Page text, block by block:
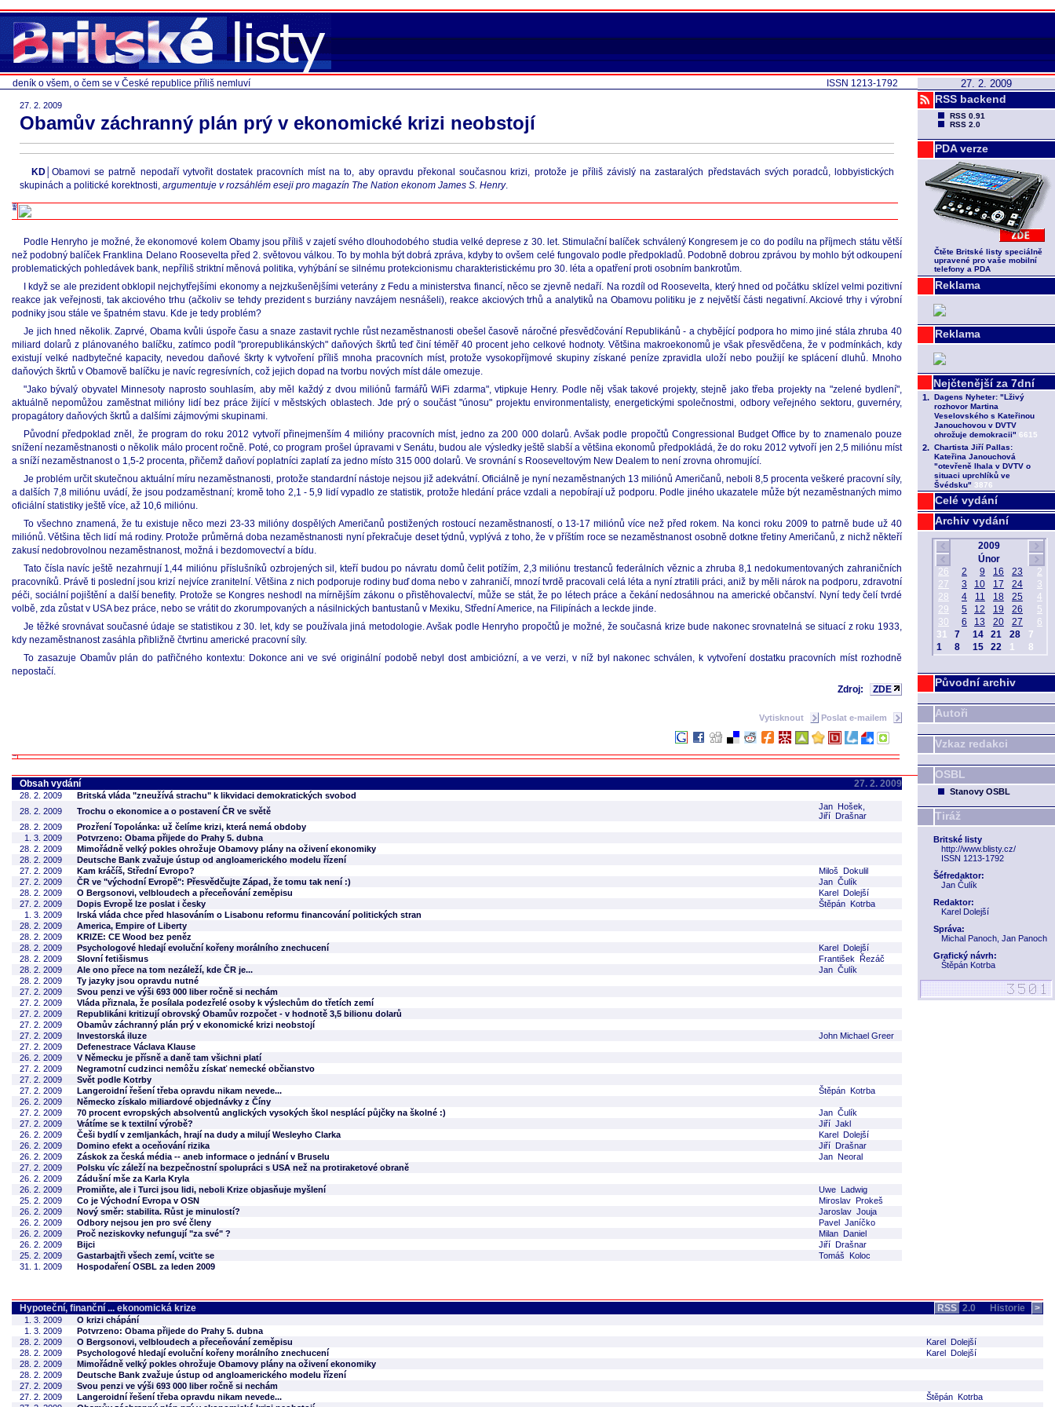
27. 2. 2009
RSS backend
RSS 0.91
RSS 2.0
PDA verze
Čtěte Britské listy speciálně
upravené pro vaše mobilní
telefony a PDA
Reklama
Reklama
Celé vydání
Archiv vydání
Původní archiv
Autoři
Vzkaz redakci
OSBL
Stanovy OSBL
Tiráž
Britské listy
http://www.blisty.cz/
ISSN 1213-1792
Šéfredaktor:
Jan Čulík
Redaktor:
Karel Dolejší
Správa:
Michal Panoch, Jan Panoch
Grafický návrh:
Štěpán Kotrba
ISSN 1213-1792
deník o všem, o čem se v České republice příliš nemluví
27. 2. 2009
Obamův záchranný plán prý v ekonomické krizi neobstojí
KD│ Obamovi se patrně nepodaří vytvořit dostatek pracovních míst na to, aby opravdu překonal současnou krizi, protože je příliš závislý na zastaralých představách svých poradců, lobbyistických
skupinách a politické korektnosti, argumentuje v rozsáhlém eseji pro magazín The Nation ekonom James S. Henry.
Podle Henryho je možné, že ekonomové kolem Obamy jsou příliš v zajetí svého dlouhodobého studia velké deprese z 30. let. Stimulační balíček schválený Kongresem je co do podílu na příjmech státu větší
než podobný balíček Franklina Delano Roosevelta před 2. světovou válkou. To by mohla být dobrá zpráva, kdyby to ovšem celé fungovalo podle předpokladů. Podobně dobrou zprávou by mohlo být odkoupení
problematických pohledávek bank, nepříliš striktní měnová politika, vyhýbání se silnému protekcionismu charakteristickému pro 30. léta a opatření proti osobním bankrotům.
I když se ale prezident obklopil nejchytřejšími ekonomy a nejzkušenějšími veterány z Fedu a ministerstva financí, něco se zjevně nedaří. Na rozdíl od Roosevelta, který hned od počátku sklízel velmi pozitivní
reakce jak veřejnosti, tak akciového trhu (ačkoliv se tehdy prezident s burziány navzájem nesnášeli), reakce akciových trhů a analytiků na Obamovu politiku je z největší části negativní. Akciové trhy i výrobní
podniky jsou stále ve špatném stavu. Kde je tedy problém?
Je jich hned několik. Zaprvé, Obama kvůli úspoře času a snaze zastavit rychle růst nezaměstnanosti obešel časově náročné přesvědčování Republikánů - a chybějící podpora ho mimo jiné stála zhruba 40
miliard dolarů z plánovaného balíčku, zatímco podíl "prorepublikánských" daňových škrtů teď činí téměř 40 procent jeho celkové hodnoty. Většina makroekonomů je však přesvědčena, že v podmínkách, kdy
existují velké nadbytečné kapacity, nevedou daňové škrty k vytvoření příliš mnoha pracovních míst, protože vysokopříjmové skupiny získané peníze zpravidla uloží nebo použijí ke splácení dluhů. Mnoho
daňových škrtů v Obamově balíčku je navíc regresívních, což jejich dopad na tvorbu nových míst dále omezuje.
"Jako bývalý obyvatel Minnesoty naprosto souhlasím, aby měl každý z dvou miliónů farmářů WiFi zdarma", vtipkuje Henry. Podle něj však takové projekty, stejně jako třeba projekty na "zelené bydlení",
aktuálně nepomůžou zaměstnat milióny lidí bez práce žijící v městských oblastech. Jde prý o součást "únosu" projektu environmentalisty, energetickými společnostmi, odbory veřejného sektoru, guvernéry,
propagátory daňových škrtů a dalšími zájmovými skupinami.
Původní předpoklad zněl, že program do roku 2012 vytvoří přinejmenším 4 milióny pracovních míst, jedno za 200 000 dolarů. Avšak podle propočtů Congressional Budget Office by to znamenalo pouze
snížení nezaměstnanosti o několik málo procent ročně. Poté, co program prošel úpravami v Senátu, budou ale výsledky ještě slabší a většina ekonomů předpokládá, že do roku 2012 vytvoří jen 2,5 miliónu míst
a sníží nezaměstnanost o 1,5-2 procenta, přičemž daňoví poplatníci zaplatí za jedno místo 315 000 dolarů. Ve srovnání s Rooseveltovým New Dealem to není zrovna ohromující.
Je problém určit skutečnou aktuální míru nezaměstnanosti, protože standardní nástoje nejsou již adekvátní. Oficiálně je nyní nezaměstnaných 13 miliónů Američanů, neboli 8,5 procenta veškeré pracovní síly,
a dalších 7,8 miliónu uvádí, že jsou podzaměstnaní; kromě toho 2,1 - 5,9 lidí vypadlo ze statistik, protože hledání práce vzdali a nepobírají už podporu. Podle jiného ukazatele může být nezaměstnaných mimo
oficiální statistiky ještě více, až 10,6 miliónu.
To všechno znamená, že tu existuje něco mezi 23-33 milióny dospělých Američanů postižených rostoucí nezaměstnaností, o 13-17 miliónů více než před rokem. Na konci roku 2009 to patrně bude už 40
miliónů. Většina těch lidí má rodiny. Protože průměrná doba nezaměstnanosti nyní překračuje deset týdnů, vyplývá z toho, že v příštím roce se nezaměstnanost osobně dotkne třetiny Američanů, z nichž někteří
zakusí nedobrovolnou nezaměstnanost, možná i bezdomovectví a bídu.
Tato čísla navíc ještě nezahrnují 1,44 miliónu příslušníků ozbrojených sil, kteří budou po návratu domů čelit potížím, 2,3 miliónu trestanců federálních věznic a zhruba 8,1 nedokumentovaných zahraničních
pracovníků. Právě ti poslední jsou krizí nejvíce zranitelní. Většina z nich podporuje rodiny buď doma nebo v zahraničí, mnozí tvrdě pracovali celá léta a nyní ztratili práci, aniž by měli nárok na podporu, zdravotní
péči, sociální pojištění a další benefity. Protože se Kongres neshodl na mírnějším zákonu o přistěhovalectví, může se stát, že po létech práce a čekání nedosáhnou na americké občanství. Nyní tedy čelí tvrdé
volbě, zda zůstat v USA bez práce, nebo se vrátit do zkorumpovaných a násilnických bantustanů v Mexiku, Střední Americe, na Filipínách a leckde jinde.
Je těžké srovnávat současné údaje se statistikou z 30. let, kdy se používala jiná metodologie. Avšak podle Henryho propočtů je možné, že současná krize bude nakonec srovnatelná se situací z roku 1933,
kdy nezaměstnanost zasáhla přibližně čtvrtinu americké pracovní síly.
To zasazuje Obamův plán do patřičného kontextu: Dokonce ani ve své originální podobě nebyl dost ambiciózní, a ve verzi, v níž byl nakonec schválen, k vytvoření dostatku pracovních míst rozhodně
nepostačí.
Zdroj:
ZDE
Vytisknout Poslat e-mailem
Obsah vydání 27. 2. 2009
28. 2. 2009
Britská vláda "zneužívá strachu" k likvidaci demokratických svobod
28. 2. 2009
Trochu o ekonomice a o postavení ČR ve světě
Jan Hošek,
Jiří Drašnar
28. 2. 2009
Prozření Topolánka: už čelíme krizi, která nemá obdoby
1. 3. 2009
Potvrzeno: Obama přijede do Prahy 5. dubna
28. 2. 2009
Mimořádně velký pokles ohrožuje Obamovy plány na oživení ekonomiky
28. 2. 2009
Deutsche Bank zvažuje ústup od angloamerického modelu řízení
27. 2. 2009
Kam kráčíš, Střední Evropo?
Miloš Dokulil
27. 2. 2009
ČR ve "východní Evropě": Přesvědčujte Západ, že tomu tak není :)
Jan Čulík
28. 2. 2009
O Bergsonovi, velbloudech a přeceňování zeměpisu
Karel Dolejší
27. 2. 2009
Dopis Evropě lze poslat i česky
Štěpán Kotrba
1. 3. 2009
Irská vláda chce před hlasováním o Lisabonu reformu financování politických stran
28. 2. 2009
America, Empire of Liberty
28. 2. 2009
KRIZE: CE Wood bez peněz
28. 2. 2009
Psychologové hledají evoluční kořeny morálního znechucení
Karel Dolejší
28. 2. 2009
Slovní fetišismus
František Řezáč
28. 2. 2009
Ale ono přece na tom nezáleží, kde ČR je...
Jan Čulík
28. 2. 2009
Ty jazyky jsou opravdu nutné
27. 2. 2009
Svou penzi ve výši 693 000 liber ročně si nechám
27. 2. 2009
Vláda přiznala, že posílala podezřelé osoby k výslechům do třetích zemí
27. 2. 2009
Republikáni kritizují obrovský Obamův rozpočet - v hodnotě 3,5 bilionu dolarů
27. 2. 2009
Obamův záchranný plán prý v ekonomické krizi neobstojí
27. 2. 2009
Investorská iluze
John Michael Greer
27. 2. 2009
Defenestrace Václava Klause
26. 2. 2009
V Německu je přísně a daně tam všichni platí
27. 2. 2009
Negramotní cudzinci nemôžu získať nemecké občianstvo
27. 2. 2009
Svět podle Kotrby
27. 2. 2009
Langeroidní řešení třeba opravdu nikam nevede...
Štěpán Kotrba
26. 2. 2009
Německo získalo miliardové objednávky z Číny
27. 2. 2009
70 procent evropských absolventů anglických vysokých škol nesplácí půjčky na školné :)
Jan Čulík
27. 2. 2009
Vrátíme se k textilní výrobě?
Jiří Jakl
26. 2. 2009
Češi bydlí v zemljankách, hrají na dudy a milují Wesleyho Clarka
Karel Dolejší
26. 2. 2009
Domino efekt a oceňování rizika
Jiří Drašnar
26. 2. 2009
Záskok za česká média -- aneb informace o jednání v Bruselu
Jan Neoral
27. 2. 2009
Polsku víc záleží na bezpečnostní spolupráci s USA než na protiraketové obraně
26. 2. 2009
Zádušní mše za Karla Kryla
26. 2. 2009
Promiňte, ale i Turci jsou lidi, neboli Krize objasňuje myšlení
Uwe Ladwig
25. 2. 2009
Co je Východní Evropa v OSN
Miroslav Prokeš
26. 2. 2009
Nový směr: stabilita. Růst je minulostí?
Jaroslav Jouja
26. 2. 2009
Odbory nejsou jen pro své členy
Pavel Janíčko
26. 2. 2009
Proč neziskovky nefungují "za své" ?
Milan Daniel
26. 2. 2009
Bijci
Jiří Drašnar
25. 2. 2009
Gastarbajtři všech zemí, vciťte se
Tomáš Koloc
31. 1. 2009
Hospodaření OSBL za leden 2009
Hypoteční, finanční ... ekonomická krize RSS 2.0 Historie >
1. 3. 2009
O krizi chápání
1. 3. 2009
Potvrzeno: Obama přijede do Prahy 5. dubna
28. 2. 2009
O Bergsonovi, velbloudech a přeceňování zeměpisu
Karel Dolejší
28. 2. 2009
Psychologové hledají evoluční kořeny morálního znechucení
Karel Dolejší
28. 2. 2009
Mimořádně velký pokles ohrožuje Obamovy plány na oživení ekonomiky
28. 2. 2009
Deutsche Bank zvažuje ústup od angloamerického modelu řízení
27. 2. 2009
Svou penzi ve výši 693 000 liber ročně si nechám
27. 2. 2009
Langeroidní řešení třeba opravdu nikam nevede...
Štěpán Kotrba